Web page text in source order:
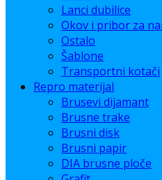
Lanci dubilice
Okov i pribor za
Ostalo
Šablone
Transportni kotači
Repro materijal
Brusevi dijamant
Brusne trake
Brusni disk
Brusni papir
DIA brusne ploče